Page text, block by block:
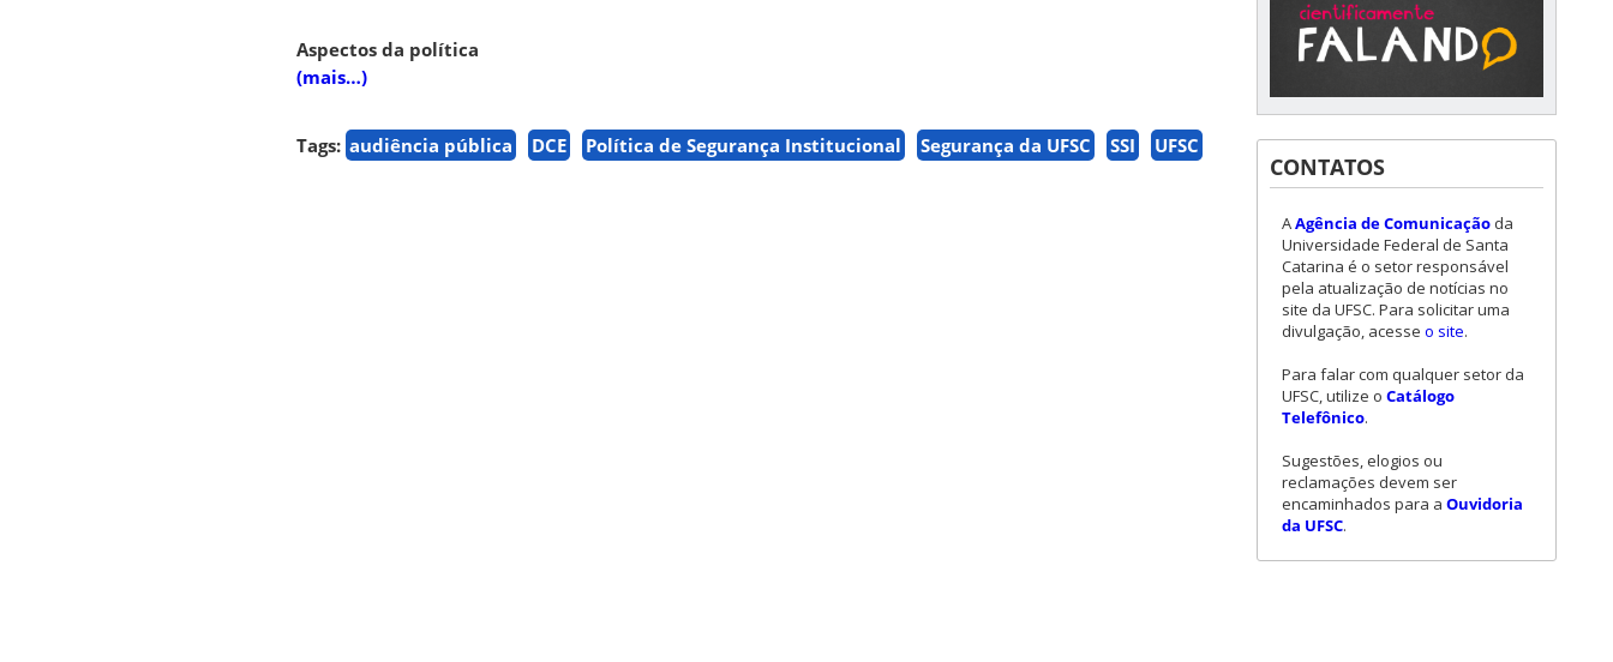
Aspectos da política
(mais…)
Tags: audiência pública DCE Política de Segurança Institucional Segurança da UFSC SSI UFSC
CONTATOS
AAgência de Comunicação da
Universidade Federal de Santa
Catarina é o setor responsável
pela atualização de notícias no
site da UFSC. Para solicitar uma
divulgação, acesse o site.
Para falar com qualquer setor da
UFSC, utilize o Catálogo
Telefônico.
Sugestões, elogios ou
reclamações devem ser
encaminhados para a Ouvidoria
da UFSC.